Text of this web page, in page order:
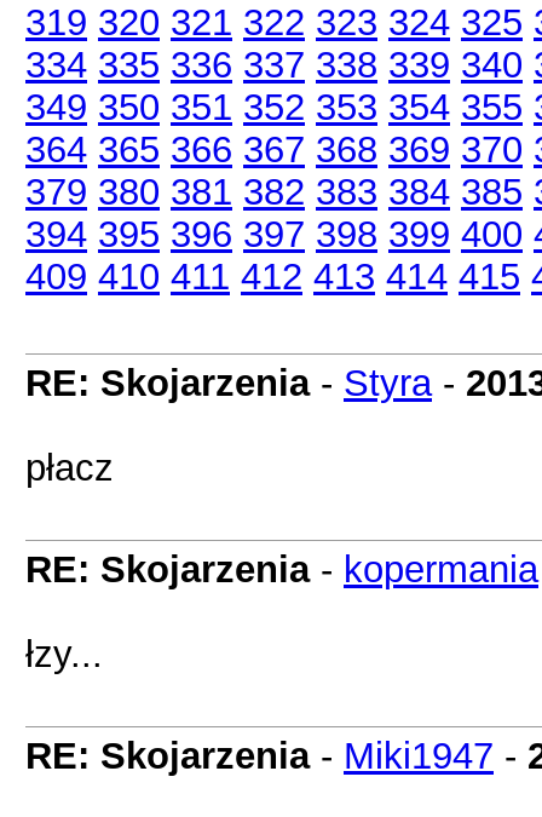
319 320 321 322 323 324 325
334 335 336 337 338 339 340
349 350 351 352 353 354 355
364 365 366 367 368 369 370
379 380 381 382 383 384 385
394 395 396 397 398 399 400
409 410 411 412 413 414 415
RE: Skojarzenia- Styra-
płacz
RE: Skojarzenia- kopermania
łzy...
RE: Skojarzenia- Miki1947 -